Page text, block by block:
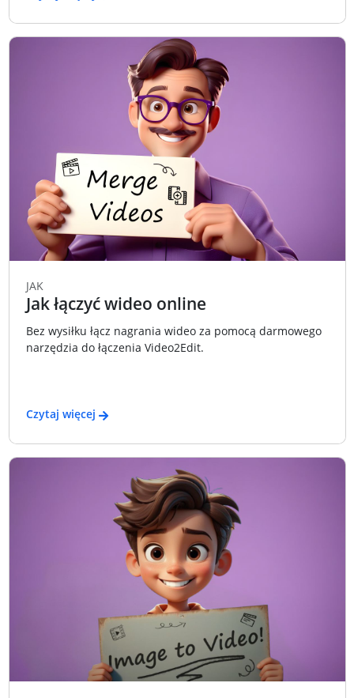
JAK
Jak łączyć wideo online
Bez wysiłku łącz nagrania wideo za pomocą darmowego
narzędzia do łączenia Video2Edit.
Czytaj więcej